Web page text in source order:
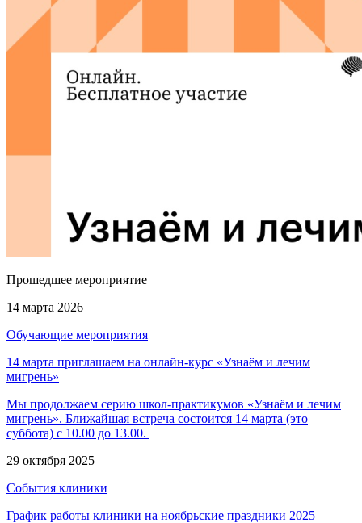
Прошедшее мероприятие
14 марта 2026
Обучающие мероприятия
14 марта приглашаем на онлайн-курс «Узнаём и лечим
мигрень»
Мы продолжаем серию школ-практикумов «Узнаём и лечим
мигрень». Ближайшая встреча состоится 14 марта (это
суббота) с 10.00 до 13.00.
29 октября 2025
События клиники
График работы клиники на ноябрьские праздники 2025